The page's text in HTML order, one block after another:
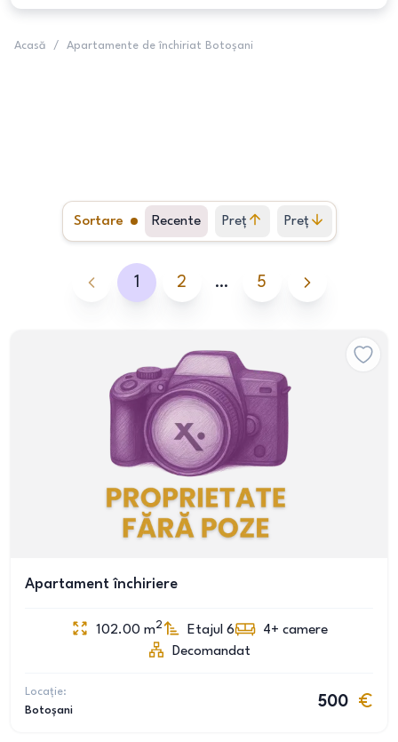
Acasă / Apartamente de închiriat Botoșani
Sortare Recente Preț
crescător
Preț
descrescător
1 2 … 5
Apartament închiriere
102.00 m2 Etajul 6 4+ camere
Decomandat
Locație:
Botoșani
500